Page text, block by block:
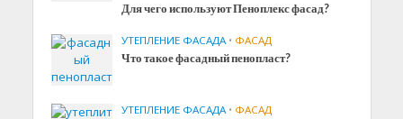
Для чего используют Пеноплекс фасад?
УТЕПЛЕНИЕ ФАСАДА • ФАСАД
Что такое фасадный пенопласт?
УТЕПЛЕНИЕ ФАСАДА • ФАСАД